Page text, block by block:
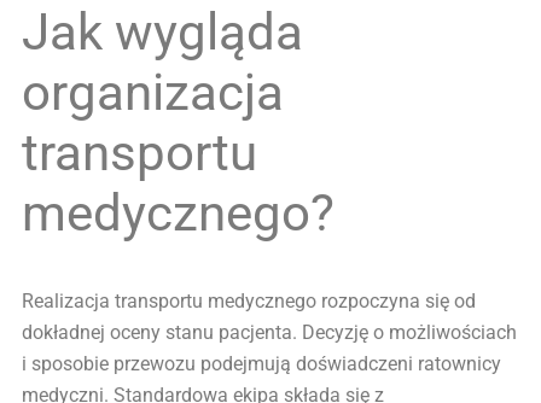
Jak wygląda
organizacja
transportu
medycznego?
Realizacja transportu medycznego rozpoczyna się od
dokładnej oceny stanu pacjenta. Decyzję o możliwościach
i sposobie przewozu podejmują doświadczeni ratownicy
medyczni. Standardowa ekipa składa się z